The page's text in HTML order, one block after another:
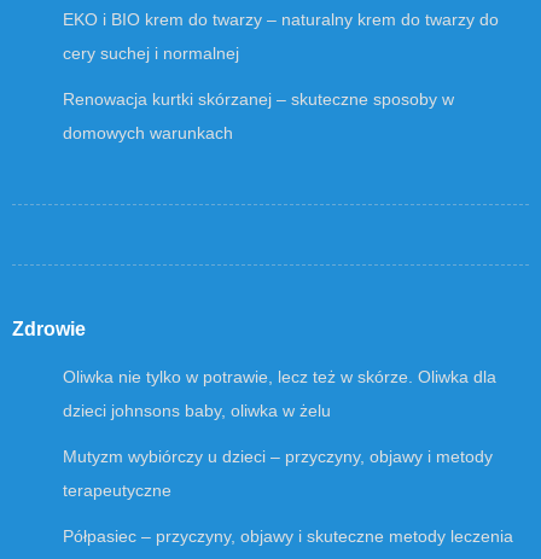
EKO i BIO krem do twarzy – naturalny krem do twarzy do
cery suchej i normalnej
Renowacja kurtki skórzanej – skuteczne sposoby w
domowych warunkach
Zdrowie
Oliwka nie tylko w potrawie, lecz też w skórze. Oliwka dla
dzieci johnsons baby, oliwka w żelu
Mutyzm wybiórczy u dzieci – przyczyny, objawy i metody
terapeutyczne
Półpasiec – przyczyny, objawy i skuteczne metody leczenia